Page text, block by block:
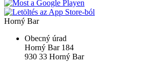
Horný Bar
Obecný úrad
Horný Bar 184
930 33 Horný Bar